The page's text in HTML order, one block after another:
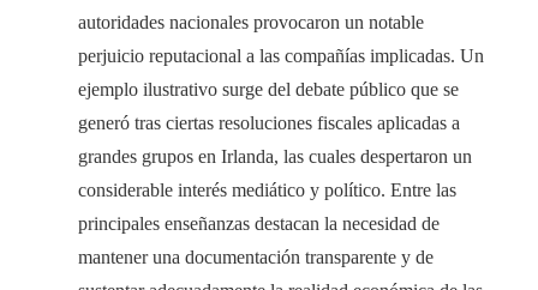
autoridades nacionales provocaron un notable
perjuicio reputacional a las compañías implicadas. Un
ejemplo ilustrativo surge del debate público que se
generó tras ciertas resoluciones fiscales aplicadas a
grandes grupos en Irlanda, las cuales despertaron un
considerable interés mediático y político. Entre las
principales enseñanzas destacan la necesidad de
mantener una documentación transparente y de